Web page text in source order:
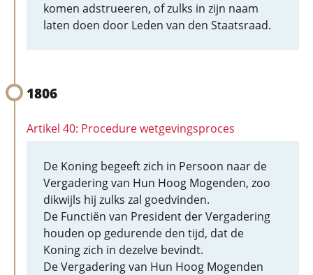
komen adstrueeren, of zulks in zijn naam
laten doen door Leden van den Staatsraad.
1806
Artikel 40: Procedure wetgevingsproces
De Koning begeeft zich in Persoon naar de
Vergadering van Hun Hoog Mogenden, zoo
dikwijls hij zulks zal goedvinden.
De Functiën van President der Vergadering
houden op gedurende den tijd, dat de
Koning zich in dezelve bevindt.
De Vergadering van Hun Hoog Mogenden